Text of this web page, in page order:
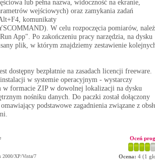
lub pełna nazwa, widoczność na ekranie,
wejściowych) oraz zamykania zadań
komunikaty
W celu rozpoczęcia pomiarów,
App". Po zakończeniu pracy narzędzia, na dysku
plik, w którym znajdziemy zestawienie
dostępny bezpłatnie na zasadach licencji freeware.
w systemie operacyjnym - wystarczy
w formacie ZIP w dowolnej lokalizacji na dysku
nośniku danych. Do paczki został dołączony
podstawowe zagadnienia związane z
2000/XP/Vista/7
Oceń
Ocena: 4 (1